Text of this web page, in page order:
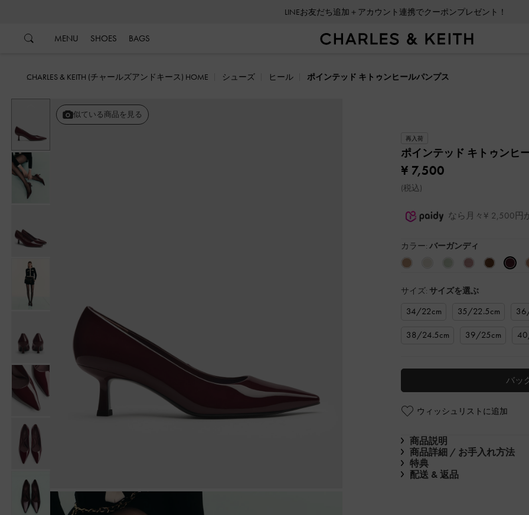
LINEお友だち追加＋アカウント連携でクーポンプレゼント！
MENU SHOES BAGS
CHARLES & KEITH (チャールズアンドキース) HOME シューズ ヒール ポインテッド キトゥンヒールパンプス
似ている商品を見る
再入荷
ポインテッド キトゥンヒ
¥ 7,500
(税込)
なら月々¥ 2,500円
カラー: バーガンディ
サイズ: サイズを選ぶ
34/22cm 35/22.5cm
38/24.5cm
39/25cm
バッ
ウィッシュリストに追加
商品説明
商品詳細 / お手入れ方法
特典
配送 & 返品